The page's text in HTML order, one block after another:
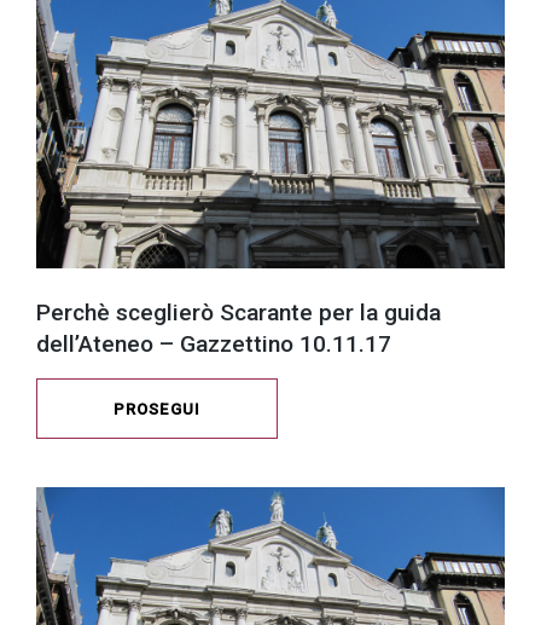
Perchè sceglierò Scarante per la guida
dell’Ateneo – Gazzettino 10.11.17
PROSEGUI